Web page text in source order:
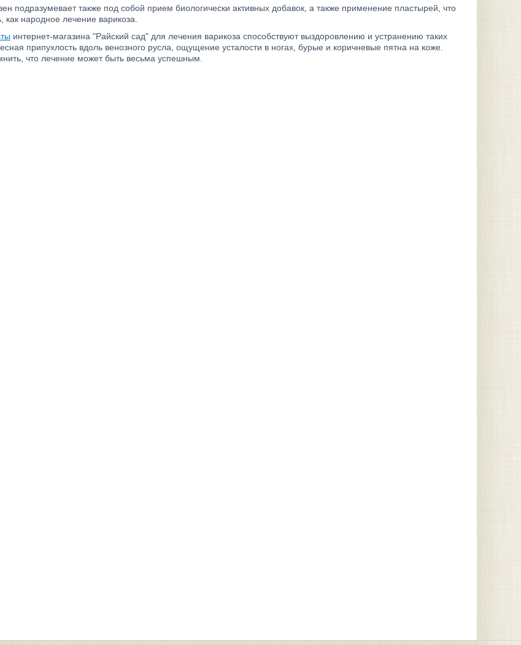
подразумевает также под собой прием биологически активных добавок, а также применение пластырей, что
как народное лечение варикоза.
интернет-магазина "Райский сад" для лечения варикоза способствуют выздоровлению и устранению таких
припухлость вдоль венозного русла, ощущение усталости в ногах, бурые и коричневые пятна на коже.
что лечение может быть весьма успешным.